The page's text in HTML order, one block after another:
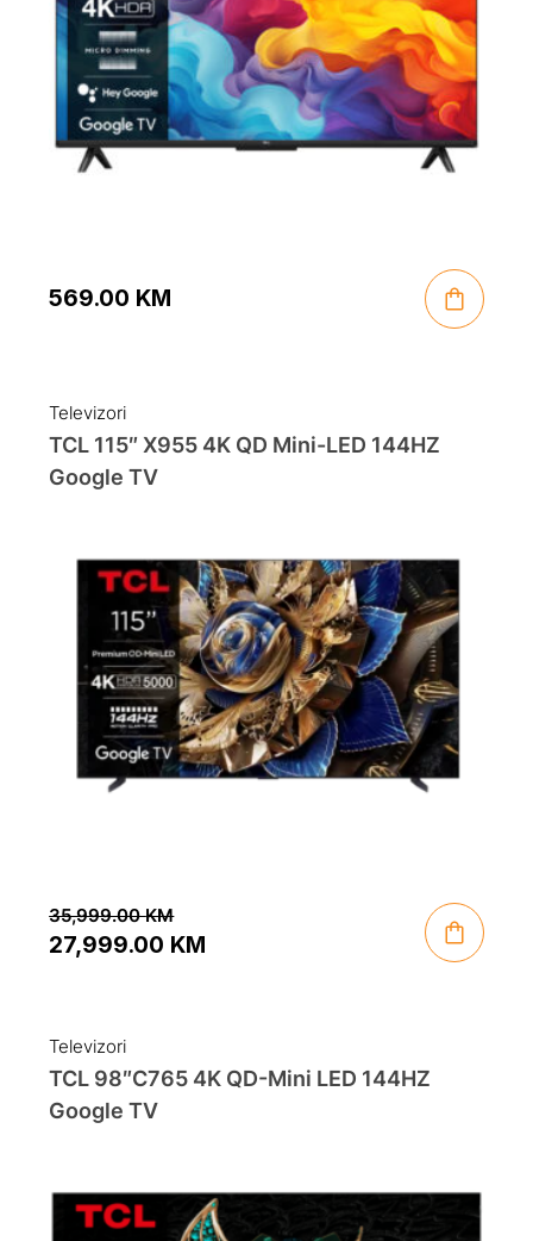
569.00 KM
Televizori
TCL 115″ X955 4K QD Mini-LED 144HZ
Google TV
35,999.00KM
was:
35,999.00 KM.
27,999.00 KM
is:
27,999.00 KM.
Televizori
TCL 98″C765 4K QD-Mini LED 144HZ
Google TV